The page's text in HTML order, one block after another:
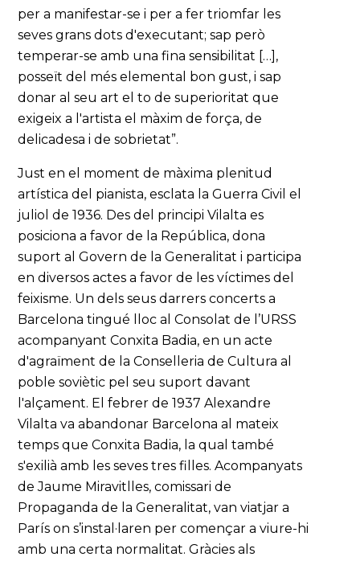
per a manifestar-se i per a fer triomfar les
seves grans dots d'executant; sap però
temperar-se amb una fina sensibilitat […],
posseït del més elemental bon gust, i sap
donar al seu art el to de superioritat que
exigeix a l'artista el màxim de força, de
delicadesa i de sobrietat”.
Just en el moment de màxima plenitud
artística del pianista, esclata la Guerra Civil el
juliol de 1936. Des del principi Vilalta es
posiciona a favor de la República, dona
suport al Govern de la Generalitat i participa
en diversos actes a favor de les víctimes del
feixisme. Un dels seus darrers concerts a
Barcelona tingué lloc al Consolat de l’URSS
acompanyant Conxita Badia, en un acte
d'agraïment de la Conselleria de Cultura al
poble soviètic pel seu suport davant
l'alçament. El febrer de 1937 Alexandre
Vilalta va abandonar Barcelona al mateix
temps que Conxita Badia, la qual també
s'exilià amb les seves tres filles. Acompanyats
de Jaume Miravitlles, comissari de
Propaganda de la Generalitat, van viatjar a
París on s’instal·laren per començar a viure-hi
amb una certa normalitat. Gràcies als